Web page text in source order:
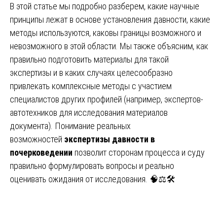
В этой статье мы подробно разберем, какие научные
принципы лежат в основе установления давности, какие
методы используются, каковы границы возможного и
невозможного в этой области. Мы также объясним, как
правильно подготовить материалы для такой
экспертизы и в каких случаях целесообразно
привлекать комплексные методы с участием
специалистов других профилей (например, экспертов-
автотехников для исследования материалов
документа). Понимание реальных
возможностей экспертизы давности в
почерковедении позволит сторонам процесса и суду
правильно формулировать вопросы и реально
оценивать ожидания от исследования. 🧠⚖️🛠️